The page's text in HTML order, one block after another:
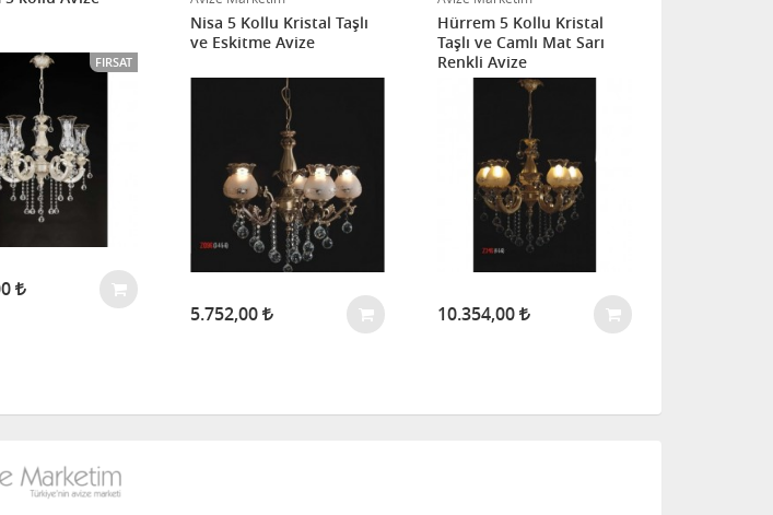
FIRSAT
Nisa 5 Kollu Kristal Taşlı
ve Eskitme Avize
5.752,00
Hürrem 5 Kollu Kristal
Taşlı ve Camlı Mat Sarı
Renkli Avize
10.354,00